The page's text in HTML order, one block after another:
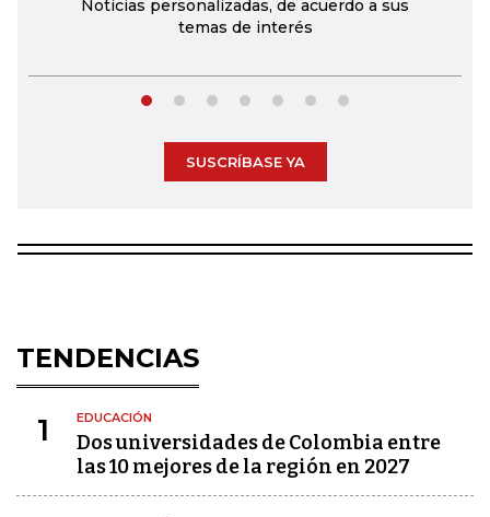
Noticias personalizadas, de acuerdo a sus
temas de interés
SUSCRÍBASE YA
TENDENCIAS
1 EDUCACIÓN
Dos universidades de Colombia entre
las 10 mejores de la región en 2027